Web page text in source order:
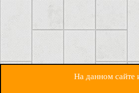
На данном сайте